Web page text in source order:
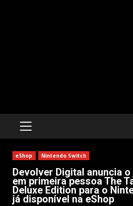
PRIMARY
eShop Nintendo Switch
Devolver Digital anuncia
em primeira pessoa The
Deluxe Edition para o
já disponível na eShop